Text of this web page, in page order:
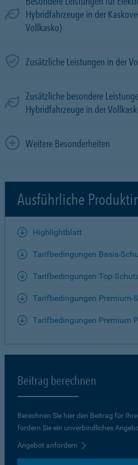
Hybridfahrzeuge in der
Vollkasko)
Zusätzliche Leistungen in der
Zusätzliche besondere
Hybridfahrzeuge in der
Weitere Besonderheiten
Ausführliche
Highlightblatt
Tarifbedingungen Basis-
Tarifbedingungen Top-
Tarifbedingungen Premium-
Tarifbedingungen Premium
Beitrag berechnen
Berechnen Sie hier den Beitrag für
fordern Sie ein unverbindliches
Angebot anfordern